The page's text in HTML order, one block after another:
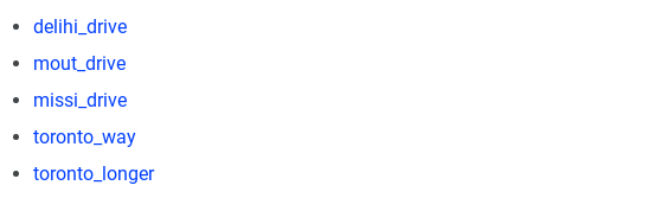
delihi_drive
mout_drive
missi_drive
toronto_way
toronto_longer